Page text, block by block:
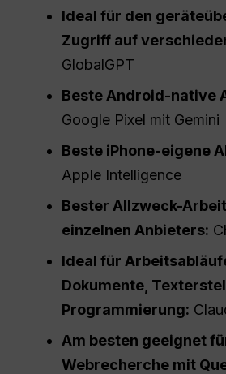
Ideal für den
Zugriff auf
GlobalGPT
Beste Android-native
Google Pixel mit Gemini
Beste iPhone-eigene
Apple Intelligence
Bester Allzweck-
einzelnen Anbieters:
Ideal für
Dokumente,
Programmierung:
Am besten geeignet
Webrecherche mit